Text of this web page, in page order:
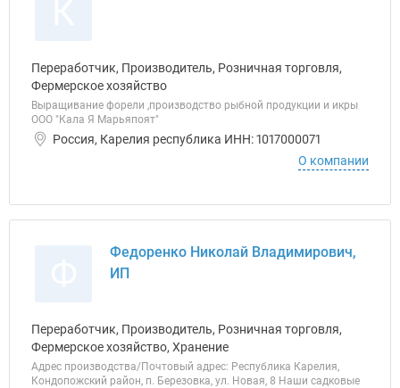
Переработчик, Производитель, Розничная торговля,
Фермерское хозяйство
Выращивание форели ,производство рыбной продукции и икры
ООО "Кала Я Марьяпоят"
Россия, Карелия республика ИНН: 1017000071
О компании
Федоренко Николай Владимирович,
ИП
Переработчик, Производитель, Розничная торговля,
Фермерское хозяйство, Хранение
Адрес производства/Почтовый адрес: Республика Карелия,
Кондопожский район, п. Березовка, ул. Новая, 8 Наши садковые